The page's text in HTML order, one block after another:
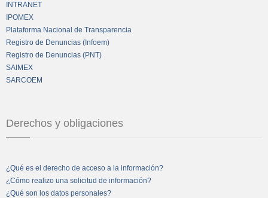
INTRANET
IPOMEX
Plataforma Nacional de Transparencia
Registro de Denuncias (Infoem)
Registro de Denuncias (PNT)
SAIMEX
SARCOEM
Derechos y obligaciones
¿Qué es el derecho de acceso a la información?
¿Cómo realizo una solicitud de información?
¿Qué son los datos personales?